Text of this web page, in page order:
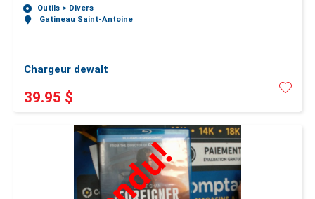
Outils > Divers
Gatineau Saint-Antoine
Chargeur dewalt
39.95 $